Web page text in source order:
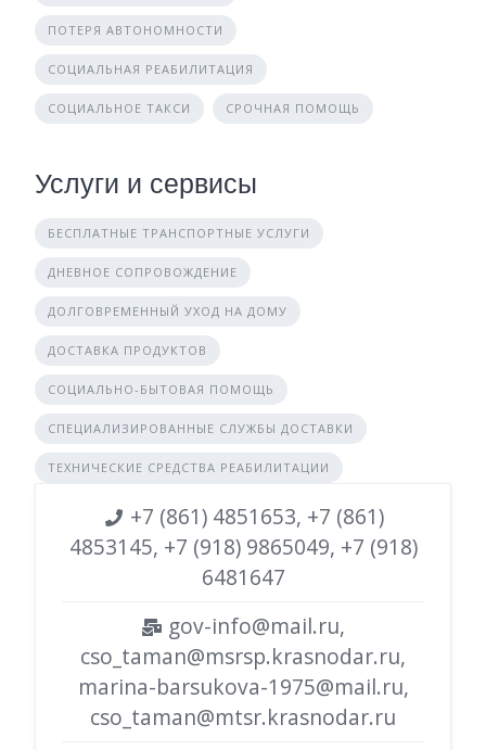
ПОТЕРЯ АВТОНОМНОСТИ
СОЦИАЛЬНАЯ РЕАБИЛИТАЦИЯ
СОЦИАЛЬНОЕ ТАКСИ СРОЧНАЯ ПОМОЩЬ
Услуги и сервисы
БЕСПЛАТНЫЕ ТРАНСПОРТНЫЕ УСЛУГИ
ДНЕВНОЕ СОПРОВОЖДЕНИЕ
ДОЛГОВРЕМЕННЫЙ УХОД НА ДОМУ
ДОСТАВКА ПРОДУКТОВ
СОЦИАЛЬНО-БЫТОВАЯ ПОМОЩЬ
СПЕЦИАЛИЗИРОВАННЫЕ СЛУЖБЫ ДОСТАВКИ
ТЕХНИЧЕСКИЕ СРЕДСТВА РЕАБИЛИТАЦИИ
+7 (861) 4851653, +7 (861)
4853145, +7 (918) 9865049, +7 (918)
6481647
gov-info@mail.ru,
cso_taman@msrsp.krasnodar.ru,
marina-barsukova-1975@mail.ru,
cso_taman@mtsr.krasnodar.ru